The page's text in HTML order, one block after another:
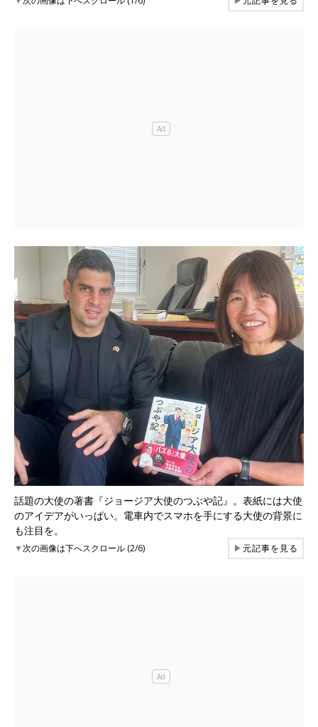
話題の大使の著書『ジョージア大使のつぶや記』。表紙には大使
のアイデアがいっぱい。電車内でスマホを手にする大使の背景に
も注目を。
▼次の画像は下へスクロール (2/6) ▶元記事を見る